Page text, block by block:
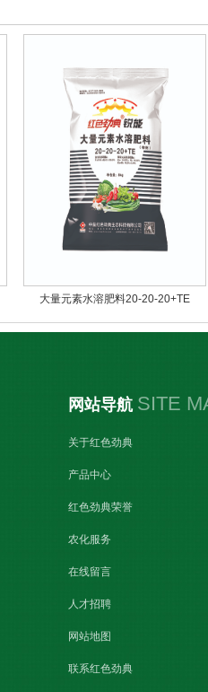
大量元素水溶肥料20-20-20+TE
网站导航 SITE
关于红色劲典
产品中心
红色劲典荣誉
农化服务
在线留言
人才招聘
网站地图
联系红色劲典